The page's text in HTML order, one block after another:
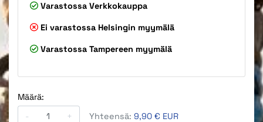
Varastossa Verkkokauppa
Ei varastossa Helsingin myymälä
Varastossa Tampereen myymälä
Määrä:
-
+ Yhteensä: 9,90 € EUR